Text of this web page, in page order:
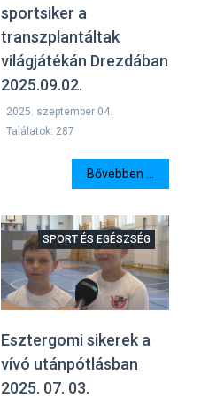
sportsiker a
transzplantáltak
világjátékán Drezdában
2025.09.02.
2025. szeptember 04.
Találatok: 287
Bővebben ...
Esztergomi sikerek a
vívó utánpótlásban
2025. 07. 03.
SPORT ÉS EGÉSZSÉG